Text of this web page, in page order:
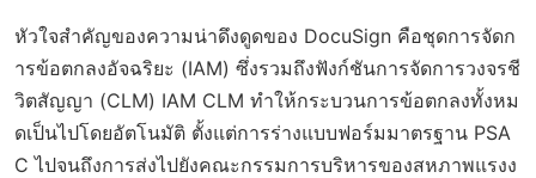
หัวใจสำคัญของความน่าดึงดูดของ DocuSign คือชุดการจัดก
ารข้อตกลงอัจฉริยะ (IAM) ซึ่งรวมถึงฟังก์ชันการจัดการวงจรชี
วิตสัญญา (CLM) IAM CLM ทำให้กระบวนการข้อตกลงทั้งหม
ดเป็นไปโดยอัตโนมัติ ตั้งแต่การร่างแบบฟอร์มมาตรฐาน PSA
C ไปจนถึงการส่งไปยังคณะกรรมการบริหารของสหภาพแรงง